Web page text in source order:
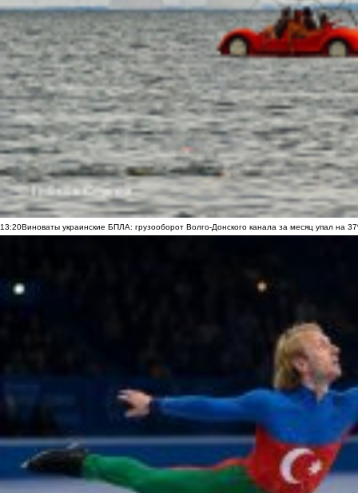
13:20Виноваты украинские БПЛА: грузооборот Волго-Донского канала за месяц упал на